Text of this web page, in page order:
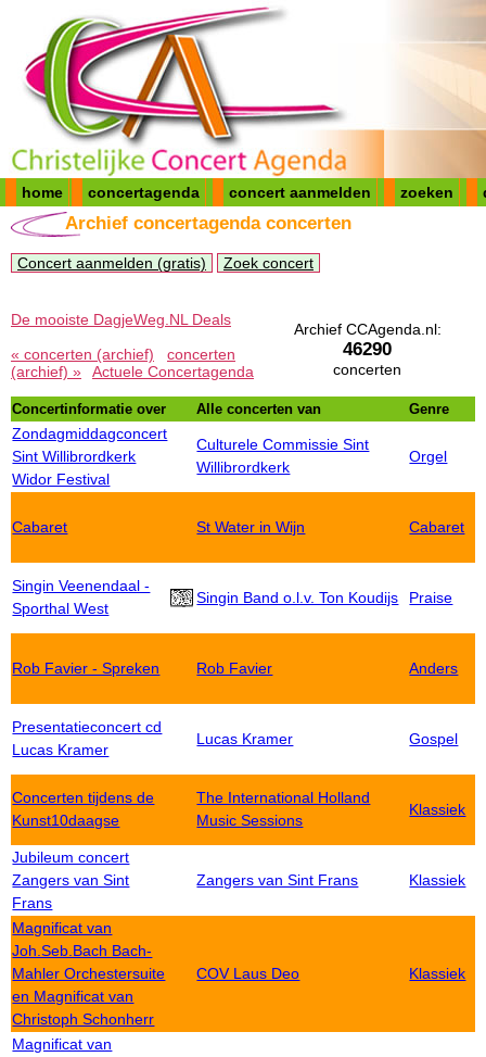
home concertagenda concert aanmelden zoeken
Archief concertagenda concerten
Concert aanmelden (gratis) Zoek concert
Archief CCAgenda.nl:
46290
concerten
De mooiste DagjeWeg.NL Deals
« concerten (archief)
concerten
(archief) »
Actuele Concertagenda
Concertinformatie over Alle concerten van Genre
Zondagmiddagconcert
Sint Willibrordkerk
Widor Festival
Culturele Commissie Sint
Willibrordkerk
Orgel
Cabaret St Water in Wijn Cabaret
Singin Veenendaal -
Sporthal West
Singin Band o.l.v. Ton Koudijs Praise
Rob Favier - Spreken Rob Favier Anders
Presentatieconcert cd
Lucas Kramer
Lucas Kramer Gospel
Concerten tijdens de
Kunst10daagse
The International Holland
Music Sessions
Klassiek
Jubileum concert
Zangers van Sint
Frans
Zangers van Sint Frans Klassiek
Magnificat van
Joh.Seb.Bach Bach-
Mahler Orchestersuite
en Magnificat van
Christoph Schonherr
COV Laus Deo Klassiek
Magnificat van